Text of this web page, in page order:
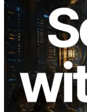
2026.08.05
ERPC
com medição
globais —
também